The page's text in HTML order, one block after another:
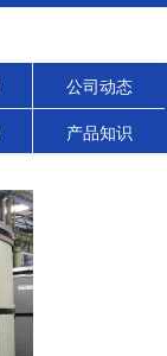
公司动态
产品知识